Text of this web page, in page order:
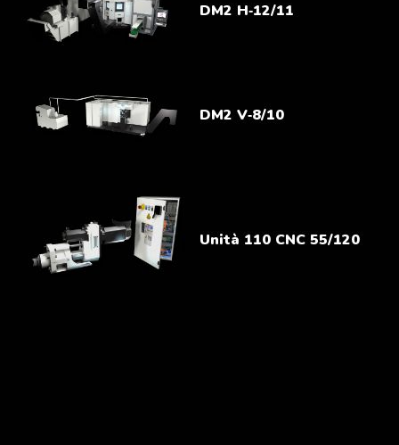
DM2 H‑12/11
DM2 V‑8/10
Unità 110 CNC 55/120